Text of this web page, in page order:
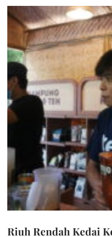
Riuh Rendah Kedai